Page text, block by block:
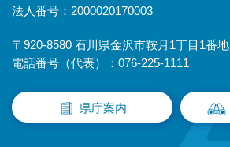
法人番号：2000020170003
〒920-8580 石川県金沢市鞍月1丁目1番地
電話番号（代表）：076-225-1111
県庁案内